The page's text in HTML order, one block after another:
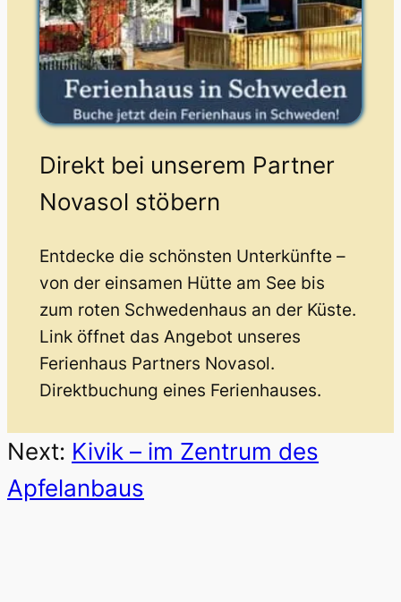
Direkt bei unserem Partner
Novasol stöbern
Entdecke die schönsten Unterkünfte –
von der einsamen Hütte am See bis
zum roten Schwedenhaus an der Küste.
Link öffnet das Angebot unseres
Ferienhaus Partners Novasol.
Direktbuchung eines Ferienhauses.
Next: Kivik – im Zentrum des
Apfelanbaus